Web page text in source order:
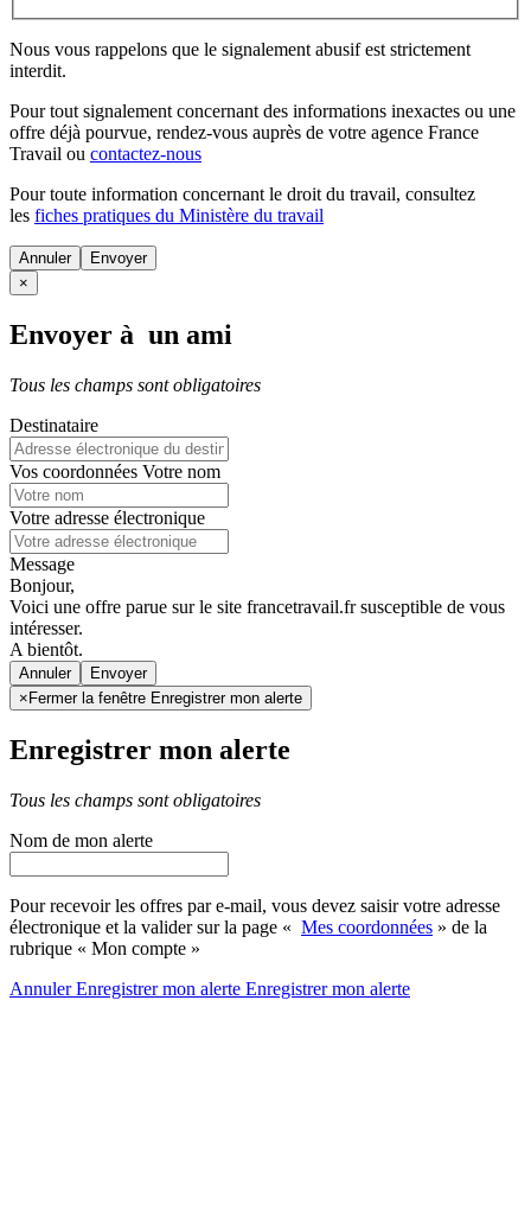
Nous vous rappelons que le signalement abusif est strictement
interdit.
Pour tout signalement concernant des informations inexactes ou une
offre déjà pourvue, rendez-vous auprès de votre agence France
Travail ou contactez-nous
Pour toute information concernant le droit du travail, consultez
les fiches pratiques du Ministère du travail
Annuler
×
Envoyer à un ami
Tous les champs sont obligatoires
Destinataire
Vos coordonnées Votre nom
Votre adresse électronique
Message
Bonjour,
Voici une offre parue sur le site francetravail.fr susceptible de vous
intéresser.
A bientôt.
Annuler
× Fermer la fenêtre Enregistrer mon alerte
Enregistrer mon alerte
Tous les champs sont obligatoires
Nom de mon alerte
Pour recevoir les offres par e-mail, vous devez saisir votre adresse
électronique et la valider sur la page « Mes coordonnées » de la
rubrique « Mon compte »
AnnulerEnregistrer mon alerte Enregistrermon alerte